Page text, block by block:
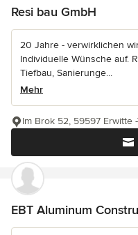
Resi bau GmbH
20 Jahre - verwirklichen
Individuelle Wünsche auf.
Tiefbau, Sanierunge...
Mehr
Im Brok 52, 59597 Erwitte
EBT Aluminum